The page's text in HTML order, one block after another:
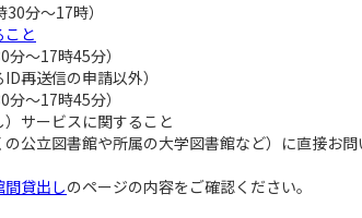
30分～17時）
と
分～17時45分）
再送信の申請以外）
分～17時45分）
サービスに関すること
公立図書館や所属の大学図書館など）に直接お
間貸出しのページの内容をご確認ください。